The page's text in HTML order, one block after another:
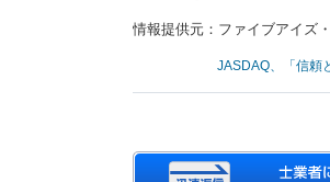
情報提供元：ファイブアイズ
JASDAQ、「信頼